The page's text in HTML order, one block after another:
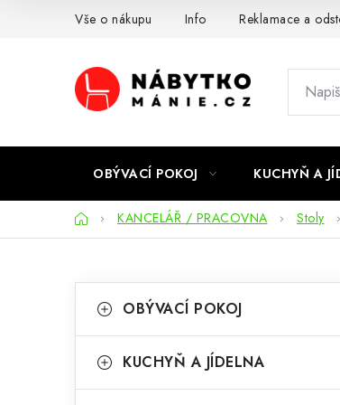
Vše o nákupu Info Reklamace a
OBÝVACÍ POKOJ KUCHYŇ A
DomůKANCELÁŘ / PRACOVNA Stoly
okategorie
a
e
OBÝVACÍ POKOJ
KUCHYŇ A JÍDELNA